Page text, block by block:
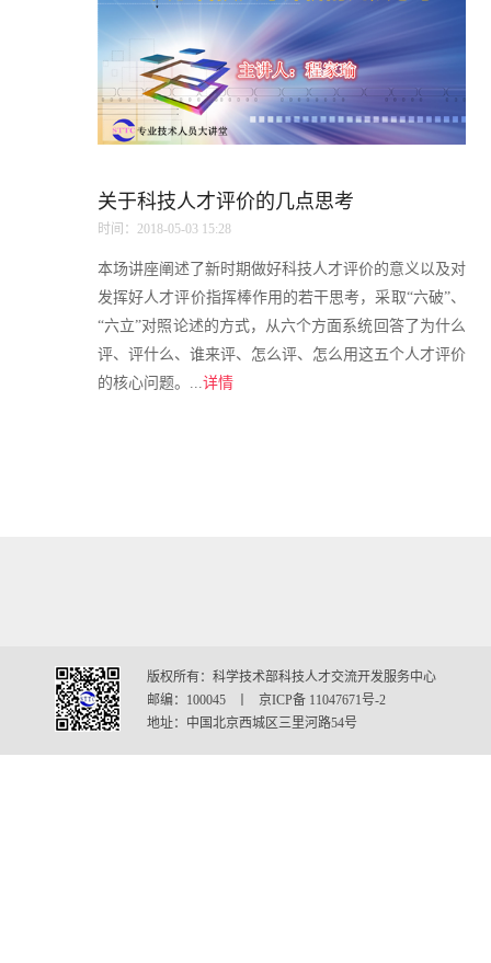
关于科技人才评价的几点思考
时间：2018-05-03 15:28
本场讲座阐述了新时期做好科技人才评价的意义以及对
发挥好人才评价指挥棒作用的若干思考，采取“六破”、
“六立”对照论述的方式，从六个方面系统回答了为什么
评、评什么、谁来评、怎么评、怎么用这五个人才评价
的核心问题。...详情
版权所有：科学技术部科技人才交流开发服务中心
邮编：100045 丨 京ICP备 11047671号-2
地址：中国北京西城区三里河路54号